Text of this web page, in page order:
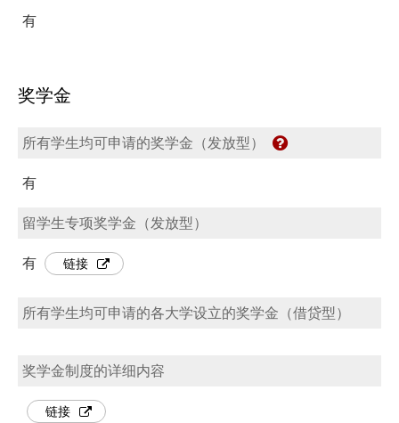
有
奖学金
所有学生均可申请的奖学金（发放型）
有
留学生专项奖学金（发放型）
有 链接
所有学生均可申请的各大学设立的奖学金（借贷型）
奖学金制度的详细内容
链接